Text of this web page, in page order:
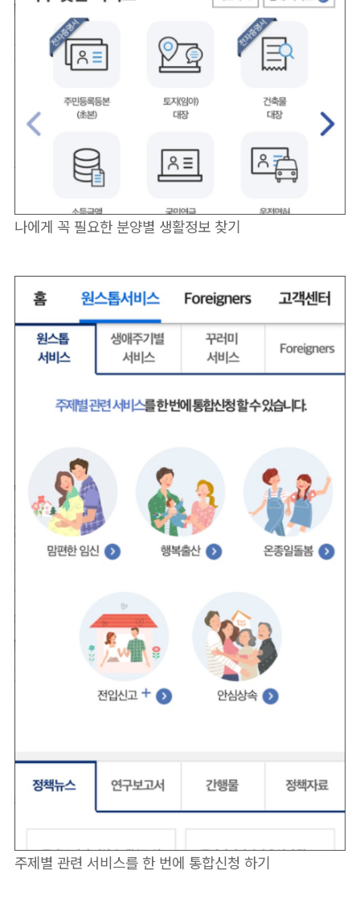
나에게 꼭 필요한 분양별 생활정보 찾기
주제별 관련 서비스를 한 번에 통합신청 하기